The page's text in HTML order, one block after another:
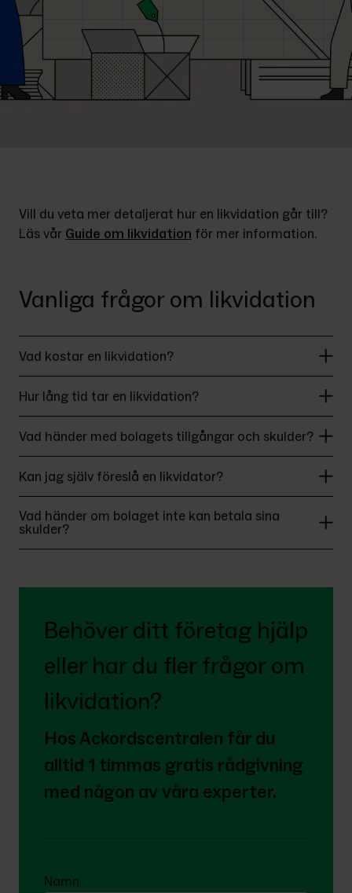
Vill du veta mer detaljerat hur en likvidation går till?
Läs vår Guide om likvidation för mer information.
Vanliga frågor om likvidation
Vad kostar en likvidation?
Hur lång tid tar en likvidation?
Vad händer med bolagets tillgångar och skulder?
Kan jag själv föreslå en likvidator?
Vad händer om bolaget inte kan betala sina
skulder?
Behöver ditt företag hjälp
eller har du fler frågor om
likvidation?
Hos Ackordscentralen får du
alltid 1 timmas gratis rådgivning
med någon av våra experter.
Namn